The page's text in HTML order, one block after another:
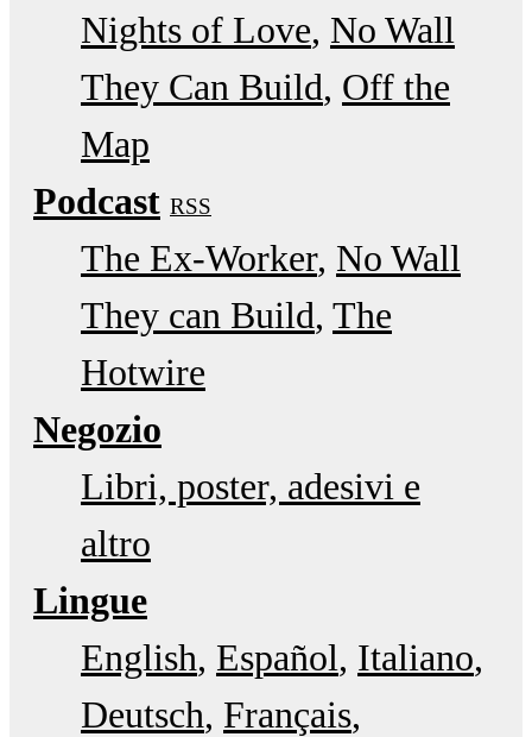
Nights of Love No Wall
They Can Build Off the
Map
Podcast RSS
The Ex-Worker No Wall
They can Build The
Hotwire
Negozio
Libri, poster, adesivi e
altro
Lingue
English Español Italiano
Deutsch Français